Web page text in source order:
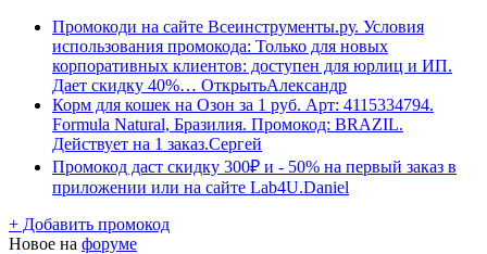
Промокоди на сайте Всеинструменты.ру. Условия
использования промокода: Только для новых
корпоративных клиентов: доступен для юрлиц и ИП.
Дает скидку 40%… ОткрытьАлександр
Корм для кошек на Озон за 1 руб. Арт: 4115334794.
Formula Natural, Бразилия. Промокод: BRAZIL.
Действует на 1 заказ.Сергей
Промокод даст скидку 300₽ и - 50% на первый заказ в
приложении или на сайте Lab4U.Daniel
+ Добавить промокод
Новое на форуме